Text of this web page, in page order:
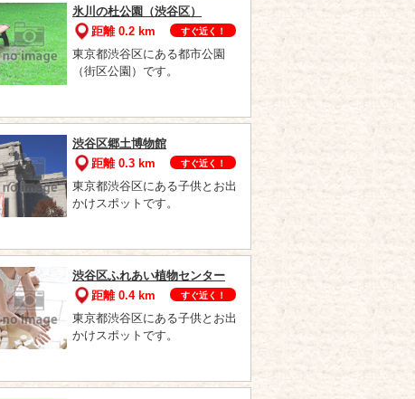
氷川の杜公園（渋谷区）
距離 0.2 km
すぐ近く！
東京都渋谷区にある都市公園
（街区公園）です。
渋谷区郷土博物館
距離 0.3 km
すぐ近く！
東京都渋谷区にある子供とお出
かけスポットです。
渋谷区ふれあい植物センター
距離 0.4 km
すぐ近く！
東京都渋谷区にある子供とお出
かけスポットです。